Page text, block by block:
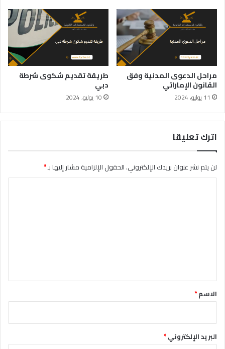
مراحل الدعوى المدنية وفق
القانون الإماراتي
11 يوليو، 2024
طريقة تقديم شكوى شرطة
دبي
10 يوليو، 2024
اترك تعليقاً
لن يتم نشر عنوان بريدك الإلكتروني.الحقول الإلزامية مشار إليها بـ*
*الاسم*
البريد الإلكتروني*